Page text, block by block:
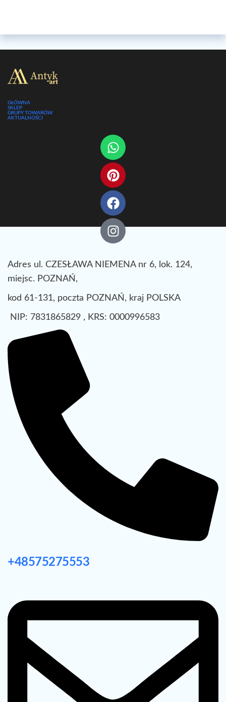
GŁÓWNA
SKLEP
GRUPY TOWARÓW
AKTUALNOŚCI
Adres ul. CZESŁAWA NIEMENA nr 6, lok. 124,
miejsc. POZNAŃ,
kod 61-131, poczta POZNAŃ, kraj POLSKA
NIP: 7831865829 , KRS: 0000996583
+48575275553